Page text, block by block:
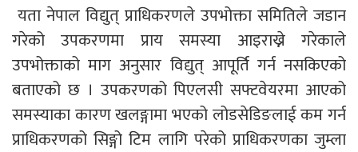
यता नेपाल विद्युत् प्राधिकरणले उपभोक्ता समितिले जडान
गरेको उपकरणमा प्राय समस्या आइराख्ने गरेकाले
उपभोक्ताको माग अनुसार विद्युत् आपूर्ति गर्न नसकिएको
बताएको छ । उपकरणको पिएलसी सफ्टवेयरमा आएको
समस्याका कारण खलङ्गामा भएको लोडसेडिङलाई कम गर्न
प्राधिकरणको सिङ्गो टिम लागि परेको प्राधिकरणका जुम्ला